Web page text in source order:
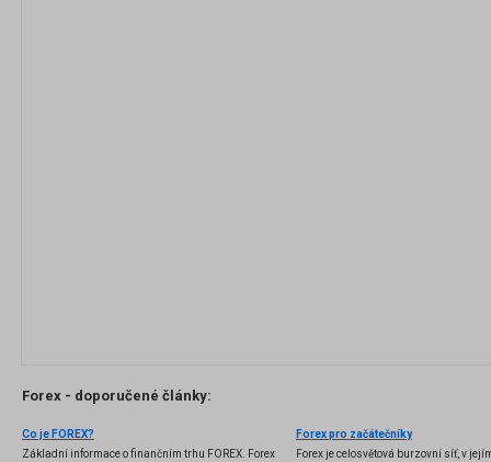
Forex - doporučené články:
Co je FOREX?
Základní informace o finančním trhu FOREX. Forex
Forex pro začátečníky
Forex je celosvětová burzovní síť, v